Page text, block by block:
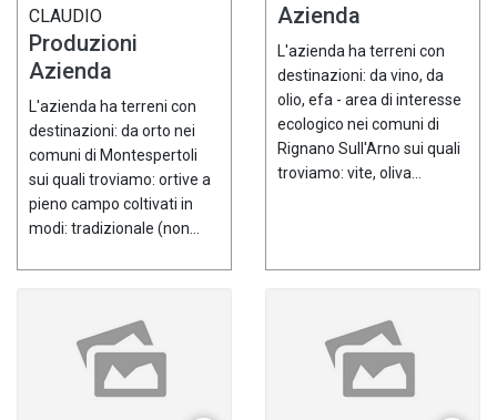
CLAUDIO
Produzioni
Azienda
L'azienda ha terreni con
destinazioni: da orto nei
comuni di Montespertoli
sui quali troviamo: ortive a
pieno campo coltivati in
modi: tradizionale (non...
Azienda
L'azienda ha terreni con
destinazioni: da vino, da
olio, efa - area di interesse
ecologico nei comuni di
Rignano Sull'Arno sui quali
troviamo: vite, oliva...